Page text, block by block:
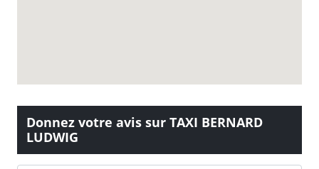
Donnez votre avis sur TAXI BERNARD
LUDWIG